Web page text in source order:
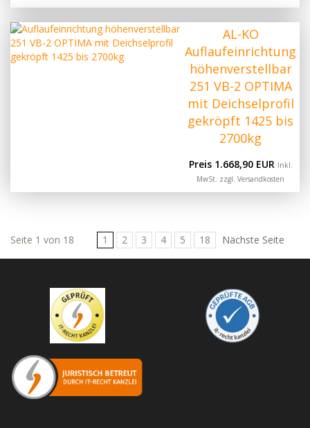
AL-KO
Auflaufeinrichtung
höhenverstellbar
251 VB-2 OPTIMA
mit Deichselprofil
gekröpft 1425 bis
2700kg
Preis 1.668,90 EUR Inkl.
MwSt. zzgl. Versandkosten
Seite 1 von 18 1 2 3 4 5 18 Nächste Seite